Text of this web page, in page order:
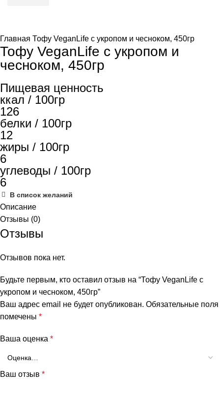
Главная Тофу VeganLife с укропом и чесноком, 450гр
Тофу VeganLife с укропом и
чесноком, 450гр
Пищевая ценность
ккал / 100гр
126
белки / 100гр
12
жиры / 100гр
6
углеводы / 100гр
6
В список желаний
Описание
Отзывы (0)
Отзывы
Отзывов пока нет.
Будьте первым, кто оставил отзыв на “Тофу VeganLife с
укропом и чесноком, 450гр”
Ваш адрес email не будет опубликован. Обязательные поля
помечены *
Ваша оценка *
Ваш отзыв *